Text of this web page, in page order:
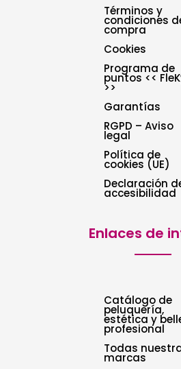
Términos y
condiciones
compra
Cookies
Programa de
puntos <<
>>
Garantías
RGPD – Aviso
legal
Política de
cookies (UE)
Declaración
accesibilidad
Enlaces de
Catálogo de
peluquería,
estética y
profesional
Todas
marcas